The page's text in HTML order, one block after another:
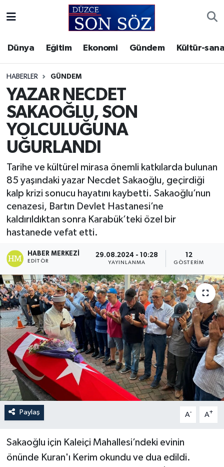
Dünya Eğitim Ekonomi Gündem Kültür-
HABERLER GÜNDEM
YAZAR NECDET
SAKAOĞLU, SON
YOLCULUĞUNA
UĞURLANDI
Tarihe ve kültürel mirasa önemli katkılarda bulunan
85 yaşındaki yazar Necdet Sakaoğlu, geçirdiği
kalp krizi sonucu hayatını kaybetti. Sakaoğlu’nun
cenazesi, Bartın Devlet Hastanesi’ne
kaldırıldıktan sonra Karabük’teki özel bir
hastanede vefat etti.
HABER MERKEZI
EDITÖR
29.08.2024 - 10:28
YAYINLANMA
12
GÖSTERIM
Paylaş A- A+
Sakaoğlu için Kaleiçi Mahallesi’ndeki evinin
önünde Kuran'ı Kerim okundu ve dua edildi.
Gizlilik Sözleşmesi
İletişim
Künye
Video Galeri
Akçakoca Hava Durumu
Akçakoca Trafik Yoğunluk Haritası
Süper Lig Puan Durumu ve Fikstür
Tüm Manşetler
Son Dakika Haberleri
Haber Arşivi